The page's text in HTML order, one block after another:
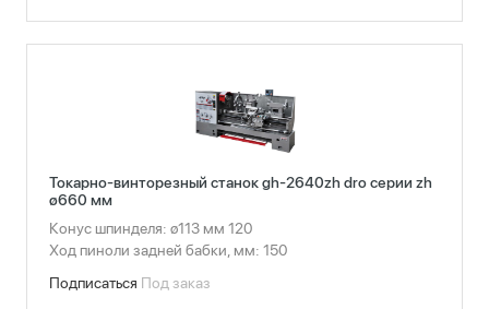
Токарно-винторезный станок gh-2640zh dro серии zh
ø660 мм
Конус шпинделя: ø113 мм 120
Ход пиноли задней бабки, мм: 150
Подписаться Под заказ